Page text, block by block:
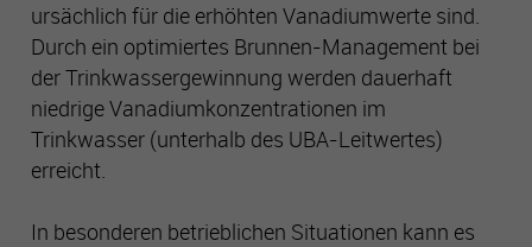
ursächlich für die erhöhten Vanadiumwerte sind.
Durch ein optimiertes Brunnen-Management bei
der Trinkwassergewinnung werden dauerhaft
niedrige Vanadiumkonzentrationen im
Trinkwasser (unterhalb des UBA-Leitwertes)
erreicht.
In besonderen betrieblichen Situationen kann es